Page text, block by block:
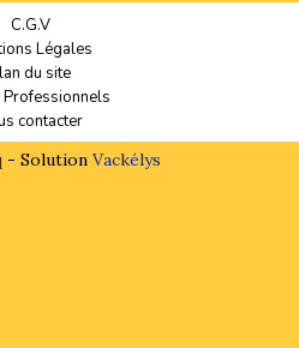
C.G.V
Légales
du site
Professionnels
contacter
- Solution Vackélys